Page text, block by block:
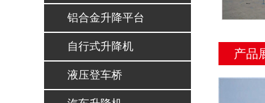
铝合金升降平台
自行式升降机
液压登车桥
产品